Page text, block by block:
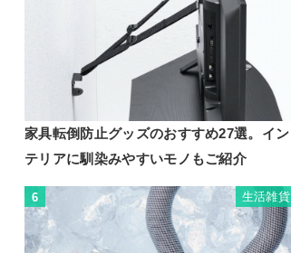
家具転倒防止グッズのおすすめ27選。イン
テリアに馴染みやすいモノもご紹介
6 生活雑貨